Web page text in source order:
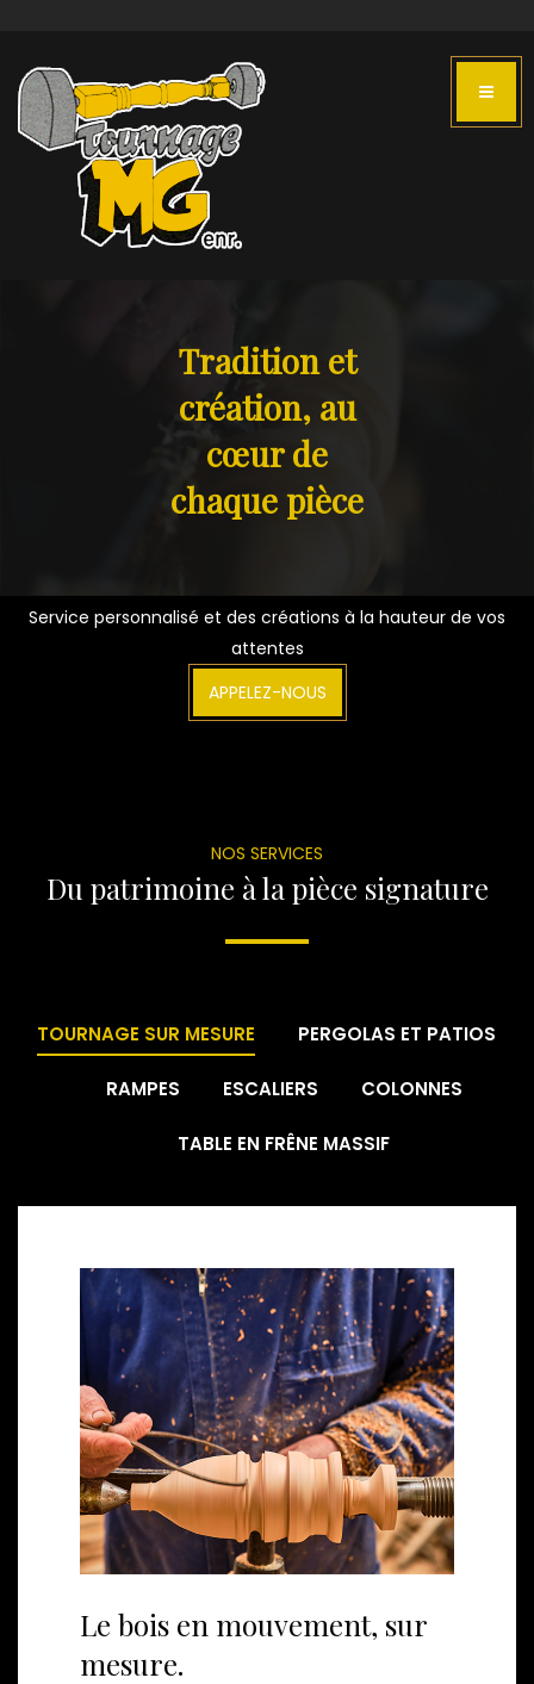
Tradition et
création, au
cœur de
chaque pièce
Service personnalisé et des créations à la hauteur de vos
attentes
APPELEZ-NOUS
NOS SERVICES
Du patrimoine à la pièce signature
TOURNAGE SUR MESURE PERGOLAS ET PATIOS
RAMPES ESCALIERS COLONNES
TABLE EN FRÊNE MASSIF
Le bois en mouvement, sur
mesure.